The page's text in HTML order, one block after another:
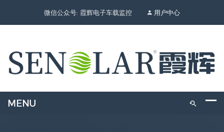
微信公众号: 霞辉电子车载监控 用户中心